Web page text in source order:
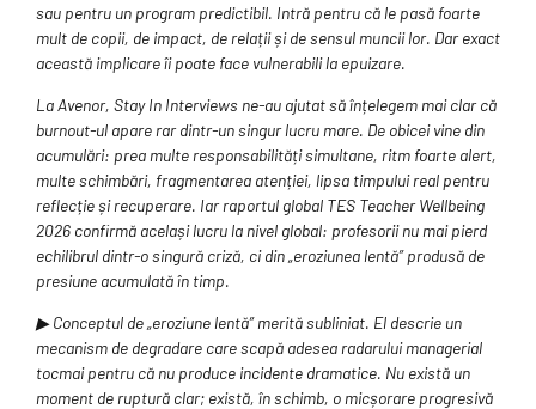
sau pentru un program predictibil. Intră pentru că le pasă foarte
mult de copii, de impact, de relații și de sensul muncii lor. Dar exact
această implicare îi poate face vulnerabili la epuizare.
La Avenor, Stay In Interviews ne-au ajutat să înțelegem mai clar că
burnout-ul apare rar dintr-un singur lucru mare. De obicei vine din
acumulări: prea multe responsabilități simultane, ritm foarte alert,
multe schimbări, fragmentarea atenției, lipsa timpului real pentru
reflecție și recuperare. Iar raportul global TES Teacher Wellbeing
2026 confirmă același lucru la nivel global: profesorii nu mai pierd
echilibrul dintr-o singură criză, ci din „eroziunea lentă” produsă de
presiune acumulată în timp.
▶ Conceptul de „eroziune lentă” merită subliniat. El descrie un
mecanism de degradare care scapă adesea radarului managerial
tocmai pentru că nu produce incidente dramatice. Nu există un
moment de ruptură clar; există, în schimb, o micșorare progresivă